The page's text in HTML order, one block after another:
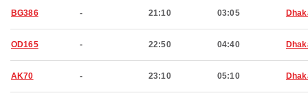
BG386 - 21:10 03:05
OD165 - 22:50 04:40
AK70 - 23:10 05:10